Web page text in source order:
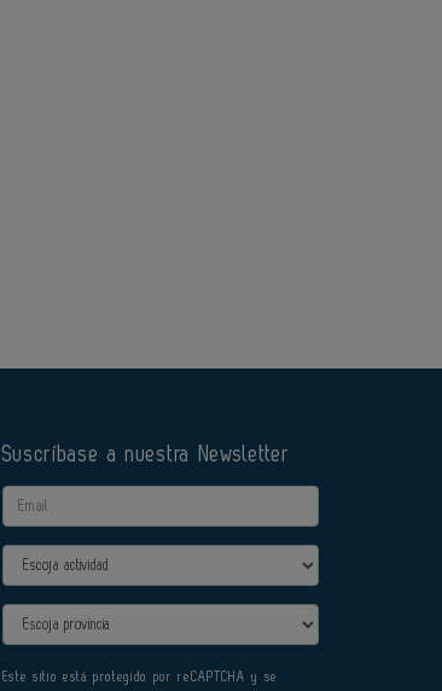
Suscríbase a nuestra Newsletter
Email
Actividad
Provincia
Este sitio está protegido por reCAPTCHA y se